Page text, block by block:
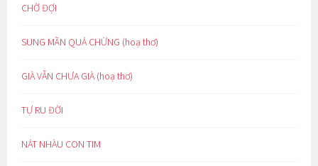
CHỜ ĐỢI
SUNG MÃN QUÁ CHỪNG (hoạ thơ)
GIÀ VẪN CHƯA GIÀ (hoạ thơ)
TỰ RU ĐỜI
NÁT NHÀU CON TIM